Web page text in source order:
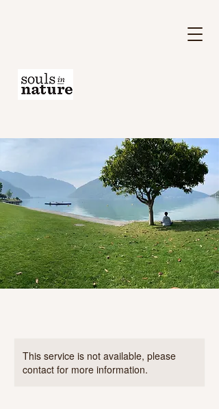
This service is not available, please
contact for more information.